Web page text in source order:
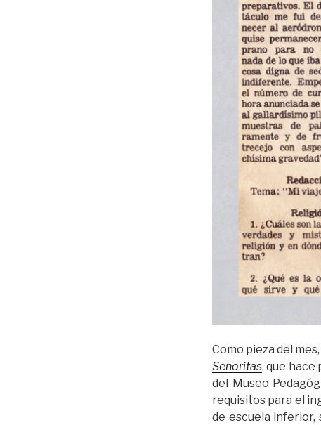
Como pieza del
Señoritas, que hace
del Museo
requisitos para el
de escuela inferior,